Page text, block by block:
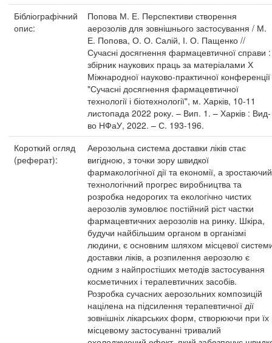
Бібліографічний
опис:
Попова М. Е. Перспективи створення
аерозолів для зовнішнього застосування / М.
Е. Попова, О. О. Салій, І. О. Пащенко //
Сучасні досягнення фармацевтичної справи :
збірник наукових праць за матеріалами Х
Міжнародної науково-практичної конференції
"Сучасні досягнення фармацевтичної
технології і біотехнології", м. Харків, 10-11
листопада 2022 року. – Вип. 1. – Харків : Вид-
во НФаУ, 2022. – С. 193-196.
Короткий огляд
(реферат):
Аерозольна система доставки ліків стає
вигідною, з точки зору швидкої
фармакологічної дії та економії, а зростаючий
технологічний прогрес виробництва та
розробка недорогих та екологічно чистих
аерозолів зумовлює постійний ріст частки
фармацевтичних аерозолів на ринку. Шкіра,
будучи найбільшим органом в організмі
людини, є основним шляхом місцевої
доставки ліків, а розпилення аерозолю є
одним з найпростіших методів застосування
косметичних і терапевтичних засобів.
Розробка сучасних аерозольних композицій
націлена на підсилення терапевтичної дії
зовнішніх лікарських форм, створюючи при їх
місцевому застосуванні тривалий